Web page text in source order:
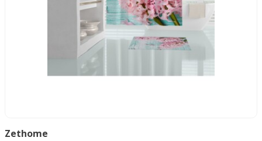
Zethome